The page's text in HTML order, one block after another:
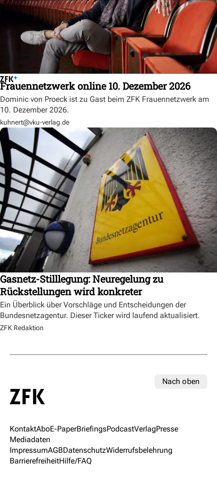
Frauennetzwerk online 10. Dezember 2026
Dominic von Proeck ist zu Gast beim ZFK Frauennetzwerk am
10. Dezember 2026.
kuhnert@vku-verlag.de
Gasnetz-Stilllegung: Neuregelung zu
Rückstellungen wird konkreter
Ein Überblick über Vorschläge und Entscheidungen der
Bundesnetzagentur. Dieser Ticker wird laufend aktualisiert.
ZFK Redaktion
Nach oben
KontaktAboE-PaperBriefingsPodcastVerlagPresse
Mediadaten
ImpressumAGBDatenschutzWiderrufsbelehrung
BarrierefreiheitHilfe/FAQ